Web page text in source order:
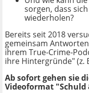
sorgen, dass
wiederholen?
Bereits seit 2018
gemeinsam
ihrem True-Crime-
ihre Hintergründe" (z.
Ab sofort gehen sie
Videoformat "Schuld